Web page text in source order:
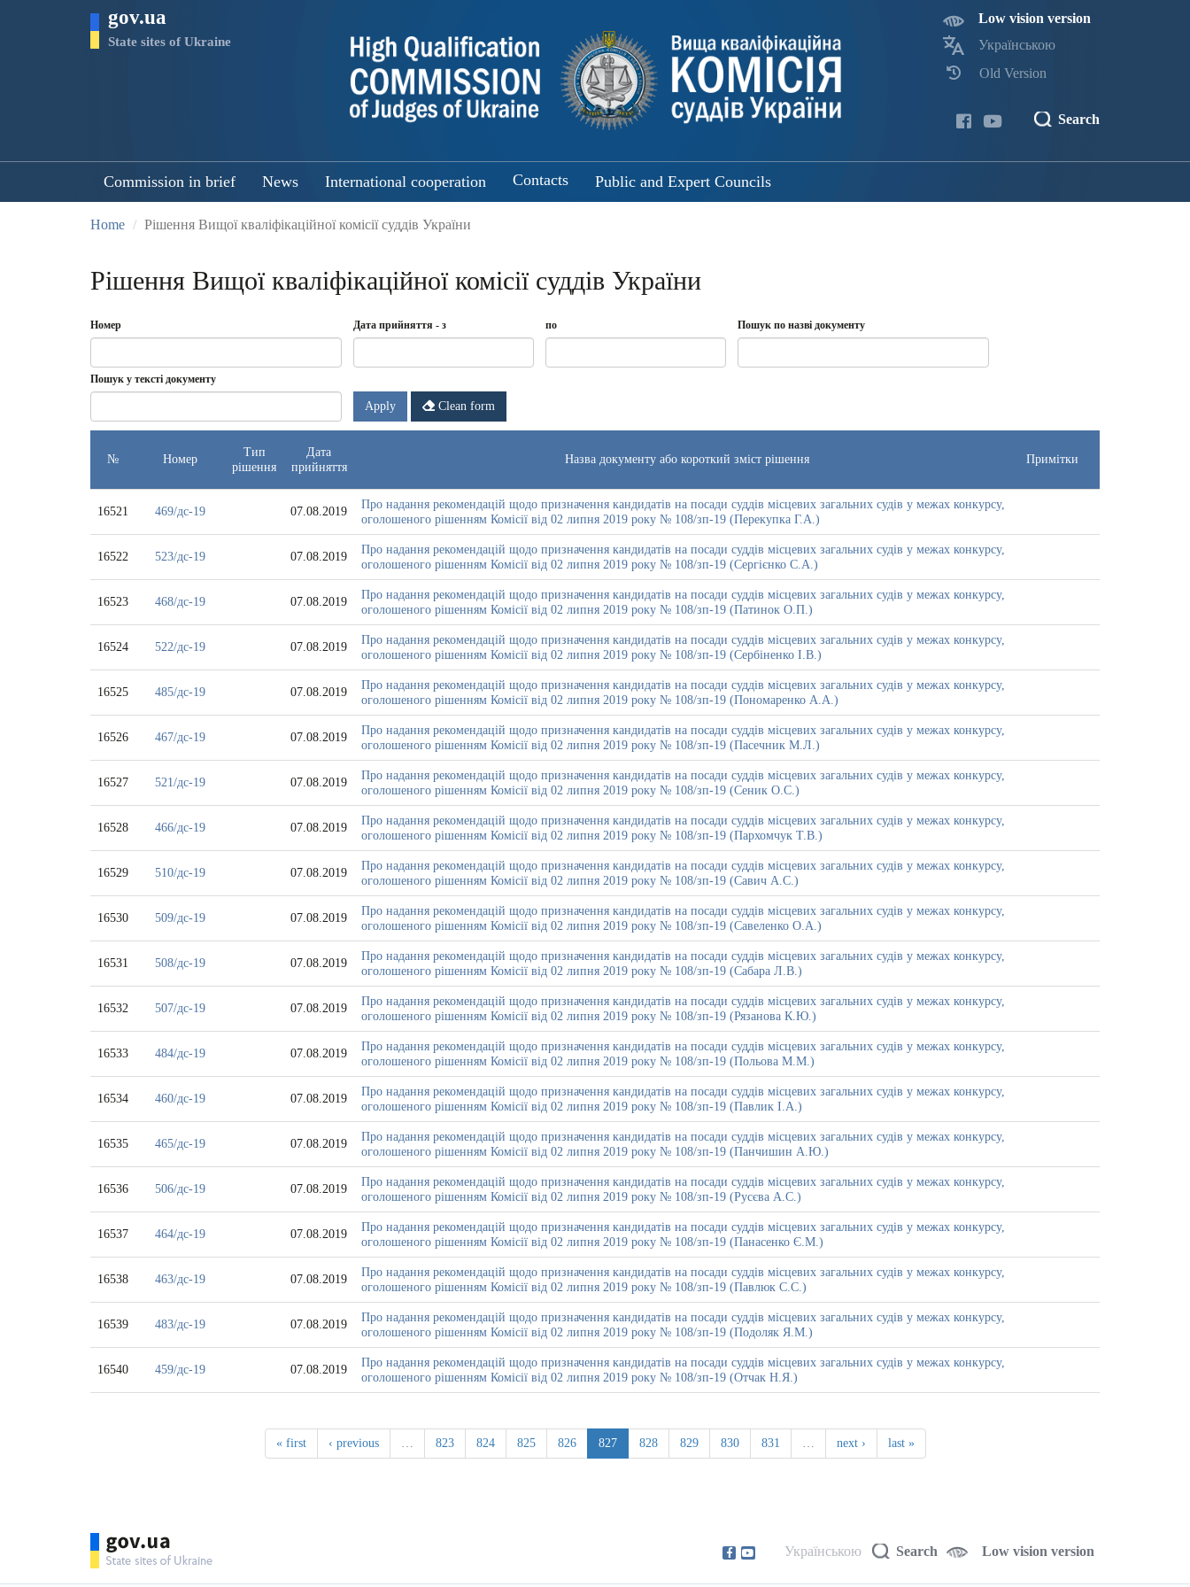
gov.ua
State sites of Ukraine
Low vision version
Українською
Old Version
Search
Commission in brief News International cooperation Contacts Public and Expert Councils
Home Рішення Вищої кваліфікаційної комісії суддів України
Рішення Вищої кваліфікаційної комісії суддів України
Номер Дата прийняття - з
прийняття
з
по Пошук по назві документу
Пошук у тексті документу
Apply Clean form
№ Номер
Тип
рішення
Дата
прийняття
Назва документу або короткий зміст рішення Примітки
16521 469/дс-19 07.08.2019
Про надання рекомендацій щодо призначення кандидатів на посади суддів місцевих загальних судів у межах конкурсу,
оголошеного рішенням Комісії від 02 липня 2019 року № 108/зп-19 (Перекупка Г.А.)
16522 523/дс-19 07.08.2019
Про надання рекомендацій щодо призначення кандидатів на посади суддів місцевих загальних судів у межах конкурсу,
оголошеного рішенням Комісії від 02 липня 2019 року № 108/зп-19 (Сергієнко С.А.)
16523 468/дс-19 07.08.2019
Про надання рекомендацій щодо призначення кандидатів на посади суддів місцевих загальних судів у межах конкурсу,
оголошеного рішенням Комісії від 02 липня 2019 року № 108/зп-19 (Патинок О.П.)
16524 522/дс-19 07.08.2019
Про надання рекомендацій щодо призначення кандидатів на посади суддів місцевих загальних судів у межах конкурсу,
оголошеного рішенням Комісії від 02 липня 2019 року № 108/зп-19 (Сербіненко І.В.)
16525 485/дс-19 07.08.2019
Про надання рекомендацій щодо призначення кандидатів на посади суддів місцевих загальних судів у межах конкурсу,
оголошеного рішенням Комісії від 02 липня 2019 року № 108/зп-19 (Пономаренко А.А.)
16526 467/дс-19 07.08.2019
Про надання рекомендацій щодо призначення кандидатів на посади суддів місцевих загальних судів у межах конкурсу,
оголошеного рішенням Комісії від 02 липня 2019 року № 108/зп-19 (Пасечник М.Л.)
16527 521/дс-19 07.08.2019
Про надання рекомендацій щодо призначення кандидатів на посади суддів місцевих загальних судів у межах конкурсу,
оголошеного рішенням Комісії від 02 липня 2019 року № 108/зп-19 (Сеник О.С.)
16528 466/дс-19 07.08.2019
Про надання рекомендацій щодо призначення кандидатів на посади суддів місцевих загальних судів у межах конкурсу,
оголошеного рішенням Комісії від 02 липня 2019 року № 108/зп-19 (Пархомчук Т.В.)
16529 510/дс-19 07.08.2019
Про надання рекомендацій щодо призначення кандидатів на посади суддів місцевих загальних судів у межах конкурсу,
оголошеного рішенням Комісії від 02 липня 2019 року № 108/зп-19 (Савич А.С.)
16530 509/дс-19 07.08.2019
Про надання рекомендацій щодо призначення кандидатів на посади суддів місцевих загальних судів у межах конкурсу,
оголошеного рішенням Комісії від 02 липня 2019 року № 108/зп-19 (Савеленко О.А.)
16531 508/дс-19 07.08.2019
Про надання рекомендацій щодо призначення кандидатів на посади суддів місцевих загальних судів у межах конкурсу,
оголошеного рішенням Комісії від 02 липня 2019 року № 108/зп-19 (Сабара Л.В.)
16532 507/дс-19 07.08.2019
Про надання рекомендацій щодо призначення кандидатів на посади суддів місцевих загальних судів у межах конкурсу,
оголошеного рішенням Комісії від 02 липня 2019 року № 108/зп-19 (Рязанова К.Ю.)
16533 484/дс-19 07.08.2019
Про надання рекомендацій щодо призначення кандидатів на посади суддів місцевих загальних судів у межах конкурсу,
оголошеного рішенням Комісії від 02 липня 2019 року № 108/зп-19 (Польова М.М.)
16534 460/дс-19 07.08.2019
Про надання рекомендацій щодо призначення кандидатів на посади суддів місцевих загальних судів у межах конкурсу,
оголошеного рішенням Комісії від 02 липня 2019 року № 108/зп-19 (Павлик І.А.)
16535 465/дс-19 07.08.2019
Про надання рекомендацій щодо призначення кандидатів на посади суддів місцевих загальних судів у межах конкурсу,
оголошеного рішенням Комісії від 02 липня 2019 року № 108/зп-19 (Панчишин А.Ю.)
16536 506/дс-19 07.08.2019
Про надання рекомендацій щодо призначення кандидатів на посади суддів місцевих загальних судів у межах конкурсу,
оголошеного рішенням Комісії від 02 липня 2019 року № 108/зп-19 (Русєва А.С.)
16537 464/дс-19 07.08.2019
Про надання рекомендацій щодо призначення кандидатів на посади суддів місцевих загальних судів у межах конкурсу,
оголошеного рішенням Комісії від 02 липня 2019 року № 108/зп-19 (Панасенко Є.М.)
16538 463/дс-19 07.08.2019
Про надання рекомендацій щодо призначення кандидатів на посади суддів місцевих загальних судів у межах конкурсу,
оголошеного рішенням Комісії від 02 липня 2019 року № 108/зп-19 (Павлюк С.С.)
16539 483/дс-19 07.08.2019
Про надання рекомендацій щодо призначення кандидатів на посади суддів місцевих загальних судів у межах конкурсу,
оголошеного рішенням Комісії від 02 липня 2019 року № 108/зп-19 (Подоляк Я.М.)
16540 459/дс-19 07.08.2019
Про надання рекомендацій щодо призначення кандидатів на посади суддів місцевих загальних судів у межах конкурсу,
оголошеного рішенням Комісії від 02 липня 2019 року № 108/зп-19 (Отчак Н.Я.)
« first ‹ previous 823 824 825 826 827 828 829 830 831 next › last »
Low vision version
Search
Українською